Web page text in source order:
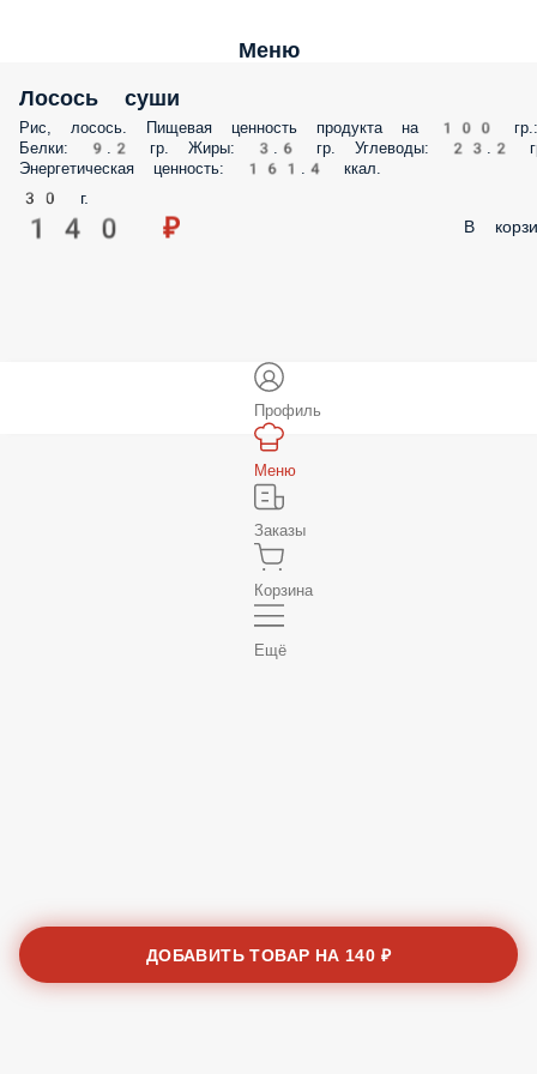
Меню
Лосось суши
Рис, лосось. Пищевая ценность продукта на 100 гр.:
Белки: 9.2 гр. Жиры: 3.6 гр. Углеводы: 23.2
Энергетическая ценность: 161.4 ккал.
30 г.
140 ₽ В
ДОБАВИТЬ ТОВАР НА 140 ₽
Профиль
Меню
Заказы
Корзина
Ещё